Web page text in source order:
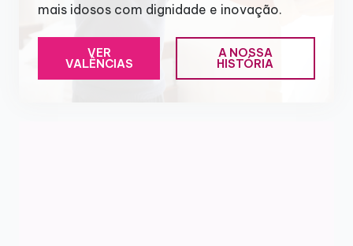
mais idosos com dignidade e inovação.
VER
VALÊNCIAS
A NOSSA
HISTÓRIA